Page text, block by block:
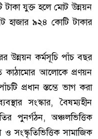
যুক্ত হলে মোট উন্নয়ন
হাজার ৯২৪ কোটি টাকার
উন্নয়ন কর্মসূচি পাঁচ বছর
কাঠামোর আলোকে প্রণয়ন
প্রধান স্তম্ভে ভাগ করা
সংস্কার, বৈষম্যহীন
পুনর্গঠন, অঞ্চলভিত্তিক
সংস্কৃতিভিত্তিক সামাজিক